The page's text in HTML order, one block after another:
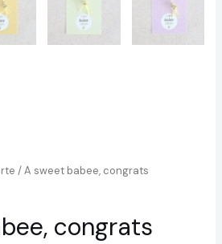
/ A sweet babee, congrats
congrats